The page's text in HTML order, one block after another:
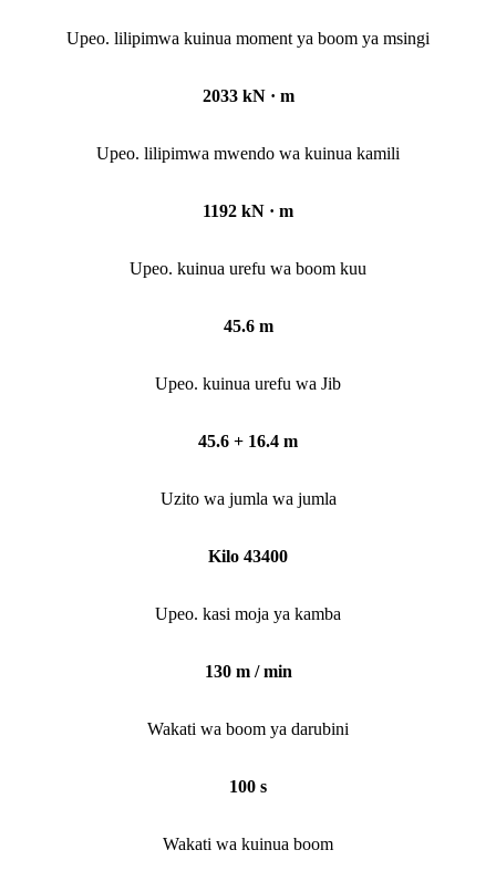
Upeo. lilipimwa kuinua moment ya boom ya msingi
2033 kN · m
Upeo. lilipimwa mwendo wa kuinua kamili
1192 kN · m
Upeo. kuinua urefu wa boom kuu
45.6 m
Upeo. kuinua urefu wa Jib
45.6 + 16.4 m
Uzito wa jumla wa jumla
Kilo 43400
Upeo. kasi moja ya kamba
130 m / min
Wakati wa boom ya darubini
100 s
Wakati wa kuinua boom